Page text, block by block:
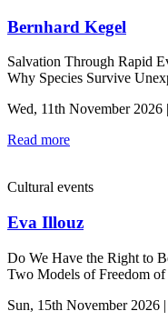
Bernhard Kegel
Salvation Through Rapid
Why Species Survive
Wed, 11th November 2026
Read more
Cultural events
Eva Illouz
Do We Have the Right to
Two Models of Freedom of
Sun, 15th November 2026